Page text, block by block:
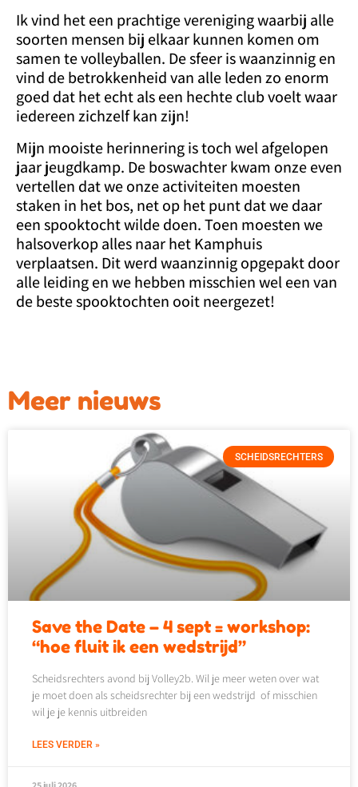
Ik vind het een prachtige vereniging waarbij alle
soorten mensen bij elkaar kunnen komen om
samen te volleyballen. De sfeer is waanzinnig en
vind de betrokkenheid van alle leden zo enorm
goed dat het echt als een hechte club voelt waar
iedereen zichzelf kan zijn!
Mijn mooiste herinnering is toch wel afgelopen
jaar jeugdkamp. De boswachter kwam onze even
vertellen dat we onze activiteiten moesten
staken in het bos, net op het punt dat we daar
een spooktocht wilde doen. Toen moesten we
halsoverkop alles naar het Kamphuis
verplaatsen. Dit werd waanzinnig opgepakt door
alle leiding en we hebben misschien wel een van
de beste spooktochten ooit neergezet!
Meer nieuws
SCHEIDSRECHTERS
Save the Date – 4 sept = workshop:
“hoe fluit ik een wedstrijd”
Scheidsrechters avond bij Volley2b. Wil je meer weten over wat
je moet doen als scheidsrechter bij een wedstrijd of misschien
wil je je kennis uitbreiden
LEES VERDER »